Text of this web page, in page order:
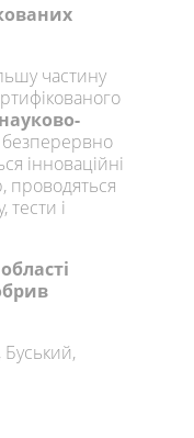
частину
науково-
безперервно
інноваційні
проводяться
тести і